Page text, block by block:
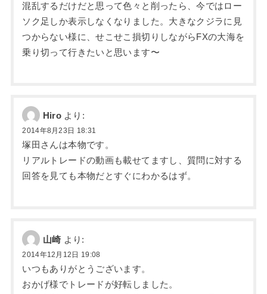
混乱するだけだと思って色々と削ったら、今ではロー
ソク足しか表示しなくなりました。大きなクジラに見
つからない様に、せこせこ損切りしながらFXの大海を
乗り切って行きたいと思います〜
Hiro より:
2014年8月23日 18:31
塚田さんは本物です。
リアルトレードの動画も載せてますし、質問に対する
回答を見ても本物だとすぐにわかるはず。
山崎 より:
2014年12月12日 19:08
いつもありがとうございます。
おかげ様でトレードが好転しました。